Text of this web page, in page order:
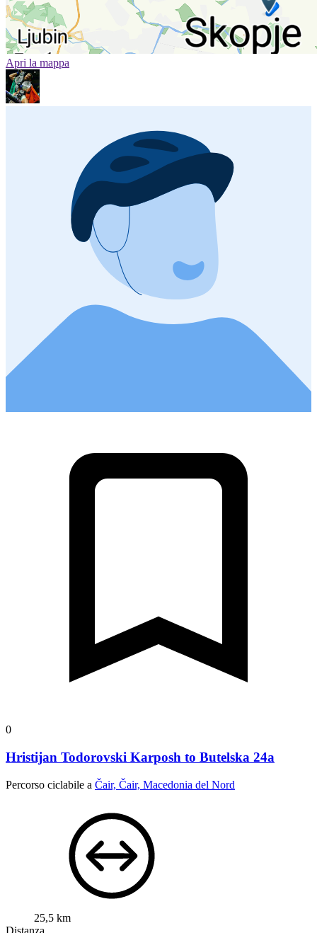
Apri la mappa
0
Hristijan Todorovski Karposh to Butelska 24a
Percorso ciclabile a Čair, Čair, Macedonia del Nord
25,5 km
Distanza